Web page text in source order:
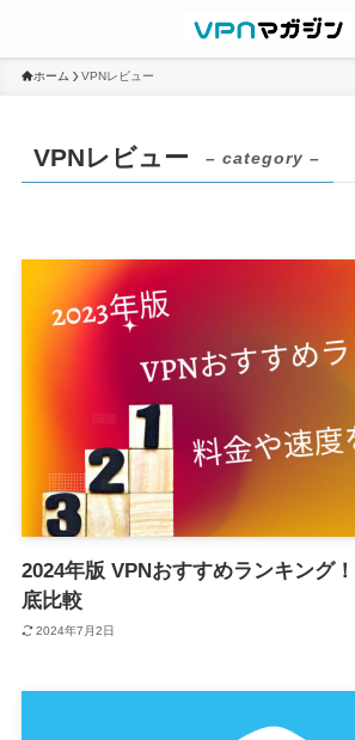
ホーム VPNレビュー
VPNレビュー – category –
2024年版 VPNおすすめランキング
底比較
2024年7月2日